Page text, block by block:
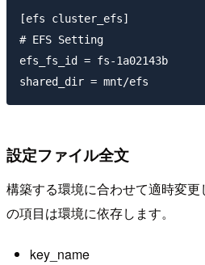
[efs cluster_efs]
# EFS Setting
efs_fs_id = fs-1a02143b
設定ファイル全文
構築する環境に合わせて適時変
の項目は環境に依存します。
key_name